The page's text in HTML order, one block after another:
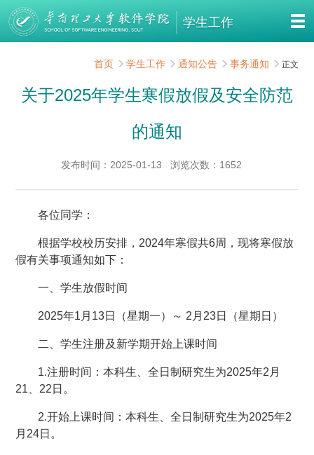
学生工作
首页 学生工作 通知公告 事务通知 正文
关于2025年学生寒假放假及安全防范
的通知
发布时间：2025-01-13 浏览次数： 1652
各位同学：
根据学校校历安排，2024年寒假共6周，现将寒假放
假有关事项通知如下：
一、学生放假时间
2025年1月13日（星期一）～ 2月23日（星期日）
二、学生注册及新学期开始上课时间
1.注册时间：本科生、全日制研究生为2025年2月
21、22日。
2.开始上课时间：本科生、全日制研究生为2025年2
月24日。